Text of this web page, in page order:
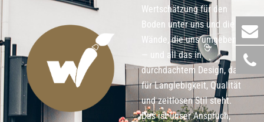
Wertschätzung für den
Boden unter uns und die
Wände, die uns umgeben
— und all das in
durchdachtem Design, das
für Langlebigkeit, Qualität
und zeitlosen Stil steht.
Das ist unser Anspruch,